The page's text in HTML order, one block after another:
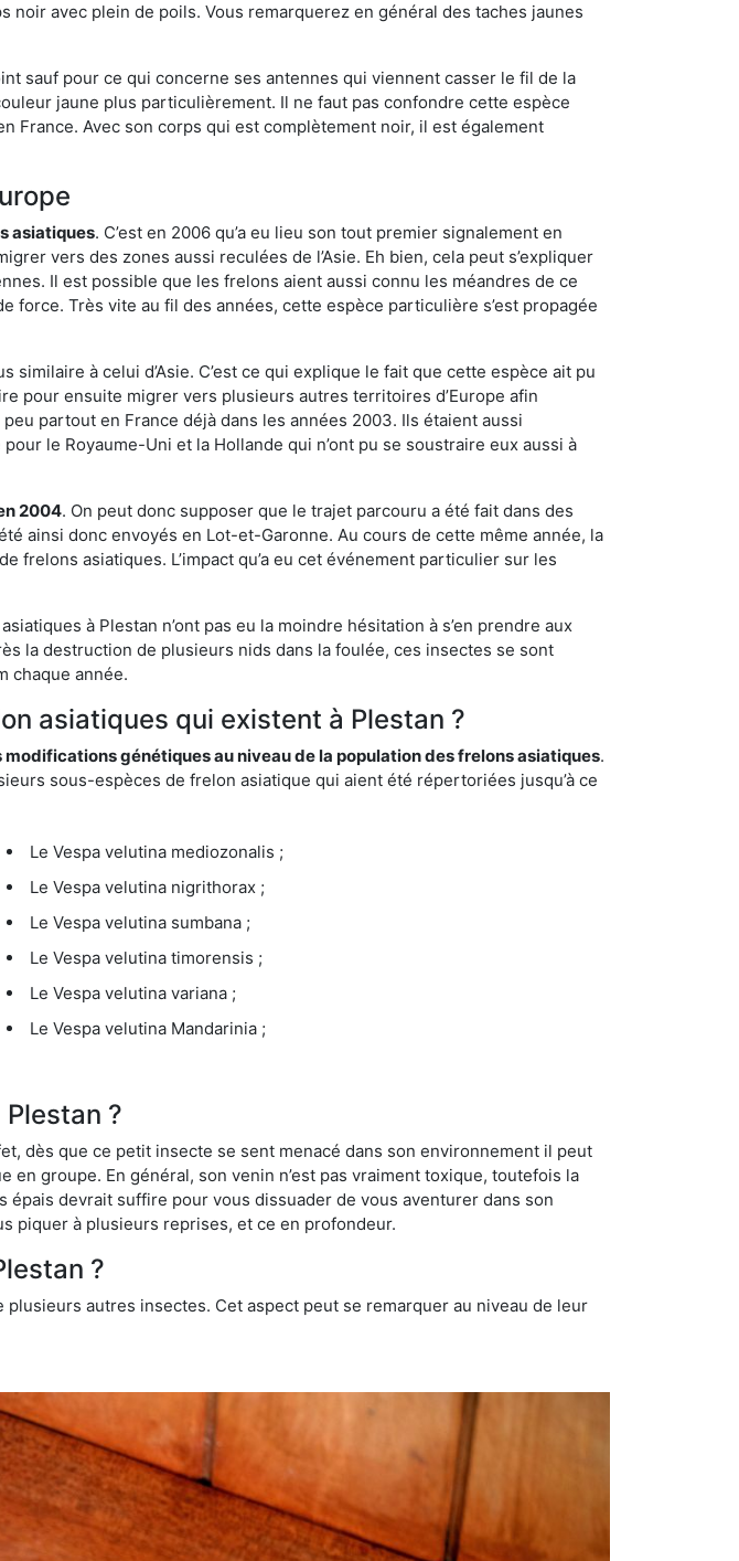
avec plein de poils. Vous remarquerez en général des taches jaunes
sauf pour ce qui concerne ses antennes qui viennent casser le fil de la
jaune plus particulièrement. Il ne faut pas confondre cette espèce
France. Avec son corps qui est complètement noir, il est également
asiatiques. C’est en 2006 qu’a eu lieu son tout premier signalement en
vers des zones aussi reculées de l’Asie. Eh bien, cela peut s’expliquer
Il est possible que les frelons aient aussi connu les méandres de ce
force. Très vite au fil des années, cette espèce particulière s’est propagée
à celui d’Asie. C’est ce qui explique le fait que cette espèce ait pu
pour ensuite migrer vers plusieurs autres territoires d’Europe afin
partout en France déjà dans les années 2003. Ils étaient aussi
le Royaume-Uni et la Hollande qui n’ont pu se soustraire eux aussi à
2004. On peut donc supposer que le trajet parcouru a été fait dans des
ainsi donc envoyés en Lot-et-Garonne. Au cours de cette même année, la
frelons asiatiques. L’impact qu’a eu cet événement particulier sur les
à Plestan n’ont pas eu la moindre hésitation à s’en prendre aux
la destruction de plusieurs nids dans la foulée, ces insectes se sont
chaque année.
asiatiques qui existent à Plestan ?
génétiques au niveau de la population des frelons asiatiques.
sous-espèces de frelon asiatique qui aient été répertoriées jusqu’à ce
Le Vespa velutina mediozonalis ;
Le Vespa velutina nigrithorax ;
Le Vespa velutina sumbana ;
Le Vespa velutina timorensis ;
Le Vespa velutina variana ;
Le Vespa velutina Mandarinia ;
?
dès que ce petit insecte se sent menacé dans son environnement il peut
en groupe. En général, son venin n’est pas vraiment toxique, toutefois la
devrait suffire pour vous dissuader de vous aventurer dans son
piquer à plusieurs reprises, et ce en profondeur.
?
autres insectes. Cet aspect peut se remarquer au niveau de leur